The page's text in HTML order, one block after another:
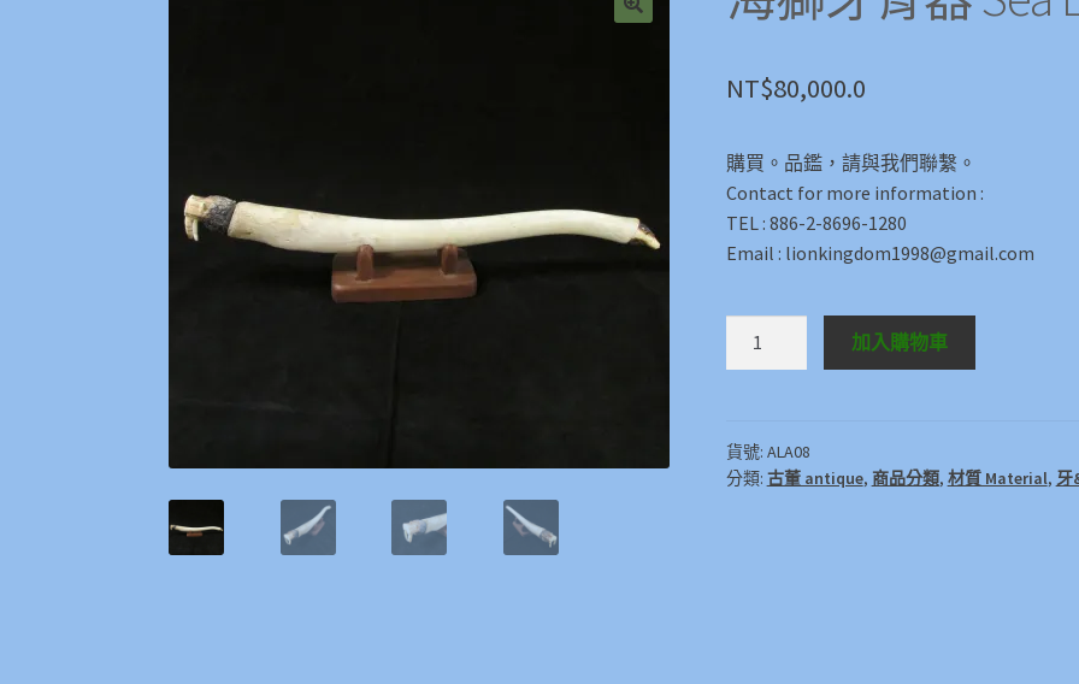
NT$80,000.0
購買。品鑑，請與我們聯繫。
Contact for more information :
TEL : 886-2-8696-1280
Email : lionkingdom1998@gmail.com
器
Sea
加入購物車
貨號: ALA08
分類: 古董 antique, 商品分類, 材質 Material, 牙